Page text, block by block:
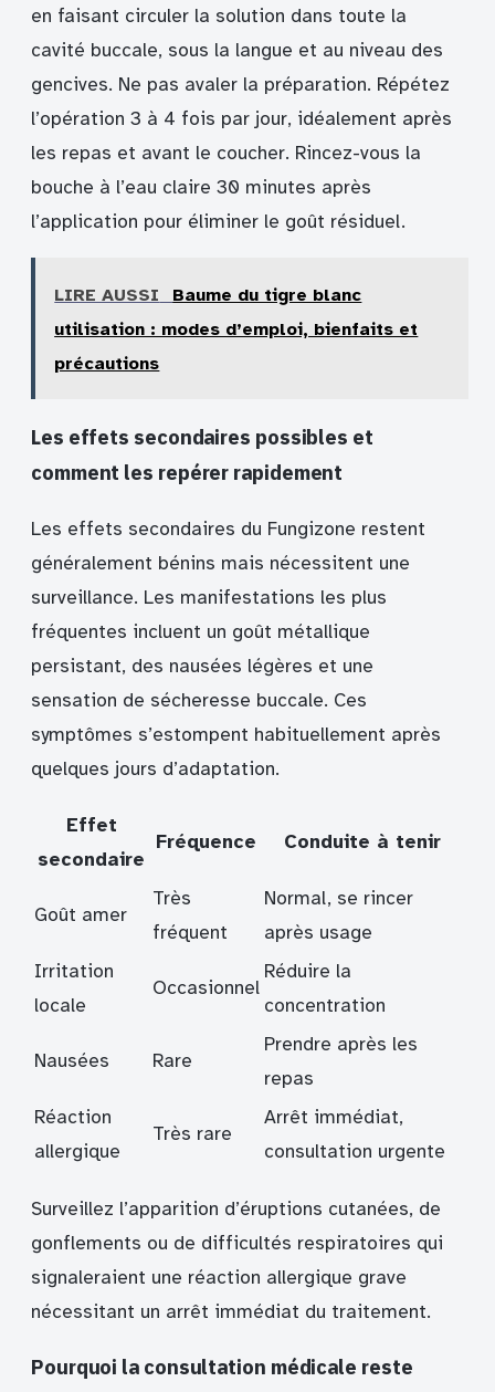
en faisant circuler la solution dans toute la
cavité buccale, sous la langue et au niveau des
gencives. Ne pas avaler la préparation. Répétez
l’opération 3 à 4 fois par jour, idéalement après
les repas et avant le coucher. Rincez-vous la
bouche à l’eau claire 30 minutes après
l’application pour éliminer le goût résiduel.
LIRE AUSSI
Baume du tigre blanc
utilisation : modes d’emploi, bienfaits et
précautions
Les effets secondaires possibles et
comment les repérer rapidement
Les effets secondaires du Fungizone restent
généralement bénins mais nécessitent une
surveillance. Les manifestations les plus
fréquentes incluent un goût métallique
persistant, des nausées légères et une
sensation de sécheresse buccale. Ces
symptômes s’estompent habituellement après
quelques jours d’adaptation.
Effet
secondaire
Fréquence Conduite à tenir
Goût amer
Très
fréquent
Normal, se rincer
après usage
Irritation
locale
Occasionnel
Réduire la
concentration
Nausées Rare
Prendre après les
repas
Réaction
allergique
Très rare
Arrêt immédiat,
consultation urgente
Surveillez l’apparition d’éruptions cutanées, de
gonflements ou de difficultés respiratoires qui
signaleraient une réaction allergique grave
nécessitant un arrêt immédiat du traitement.
Pourquoi la consultation médicale reste